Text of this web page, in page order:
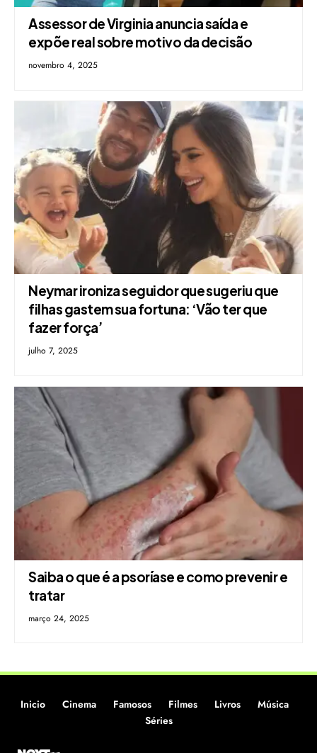
Assessor de Virginia anuncia saída e
expõe real sobre motivo da decisão
novembro 4, 2025
Neymar ironiza seguidor que sugeriu que
filhas gastem sua fortuna: ‘Vão ter que
fazer força’
julho 7, 2025
Saiba o que é a psoríase e como prevenir e
tratar
março 24, 2025
Inicio Cinema Famosos Filmes Livros
Música
Séries